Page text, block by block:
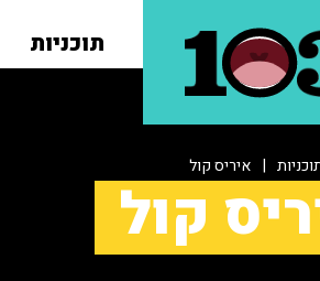
תוכניות
| איריס קול
קול